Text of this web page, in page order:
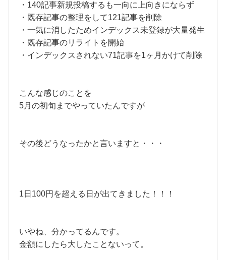
・140記事新規投稿するも一向に上向きにならず
・既存記事の整理をして121記事を削除
・一気に消したためインデックス未登録が大量発生
・既存記事のリライトを開始
・インデックスされない71記事を1ヶ月かけて削除
こんな感じのことを
5月の初旬までやっていたんですが
その後どうなったかと言いますと・・・
1日100円を超える日が出てきました！！！
いやね、分かってるんです。
金額にしたら大したことないって。